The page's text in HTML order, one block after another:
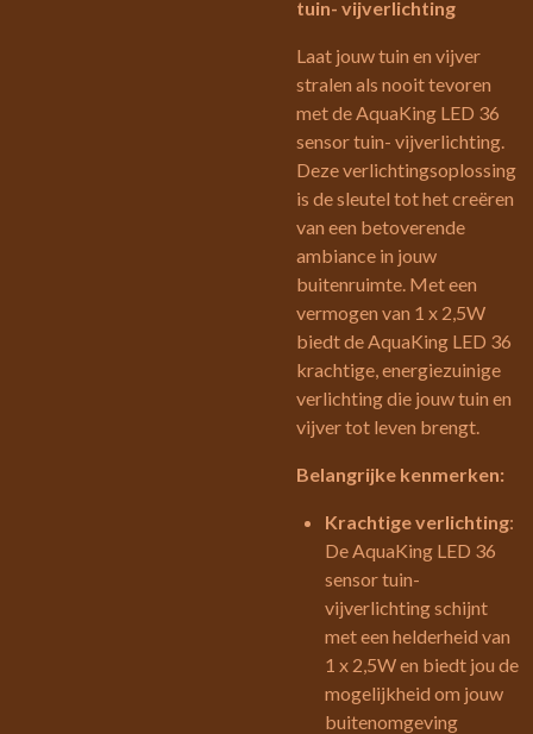
tuin- vijverlichting
Laat jouw tuin en vijver
stralen als nooit tevoren
met de AquaKing LED 36
sensor tuin- vijverlichting.
Deze verlichtingsoplossing
is de sleutel tot het creëren
van een betoverende
ambiance in jouw
buitenruimte. Met een
vermogen van 1 x 2,5W
biedt de AquaKing LED 36
krachtige, energiezuinige
verlichting die jouw tuin en
vijver tot leven brengt.
Belangrijke kenmerken:
Krachtige verlichting:
De AquaKing LED 36
sensor tuin-
vijverlichting schijnt
met een helderheid van
1 x 2,5W en biedt jou de
mogelijkheid om jouw
buitenomgeving